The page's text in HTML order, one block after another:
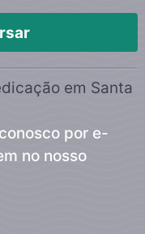
em Santa
por e-
no nosso